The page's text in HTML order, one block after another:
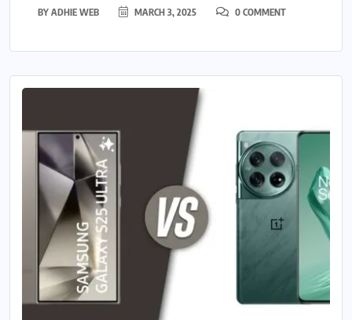
BY ADHIE WEB MARCH 3, 2025 0 COMMENT